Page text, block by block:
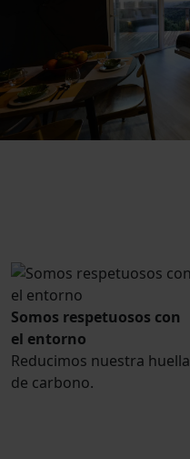
Somos respetuosos con
el entorno
Reducimos nuestra huella
de carbono.